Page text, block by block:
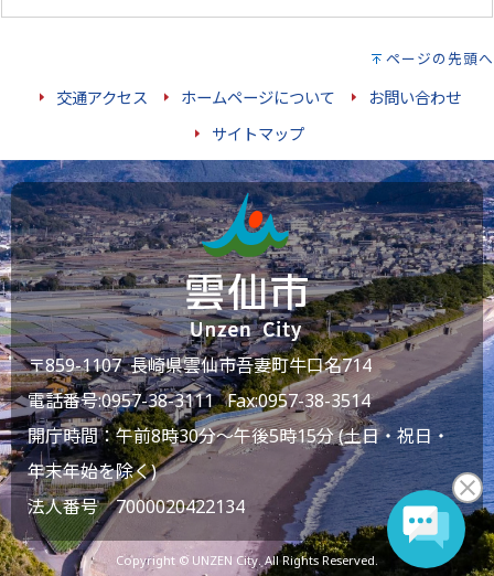
ページの先頭へ
交通アクセス ホームページについて
お問い合わせ
サイトマップ
〒859-1107 長崎県雲仙市吾妻町牛口名714
電話番号:0957-38-3111Fax:0957-38-3514
開庁時間：午前8時30分～午後5時15分 (土日・祝日・
年末年始を除く)
法人番号 7000020422134
Copyright © UNZEN City. All Rights Reserved.